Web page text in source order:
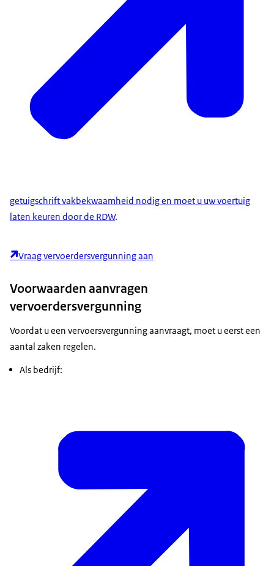
getuigschrift vakbekwaamheid nodig en moet u uw voertuig
laten keuren door de RDW.
Vraag vervoerdersvergunning aan
Voorwaarden aanvragen
vervoerdersvergunning
Voordat u een vervoersvergunning aanvraagt, moet u eerst een
aantal zaken regelen.
Als bedrijf: